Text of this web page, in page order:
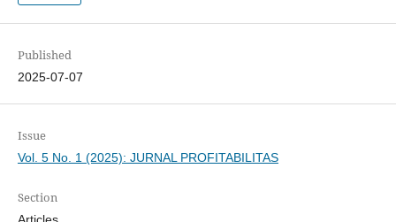
Published
2025-07-07
Issue
Vol. 5 No. 1 (2025): JURNAL PROFITABILITAS
Section